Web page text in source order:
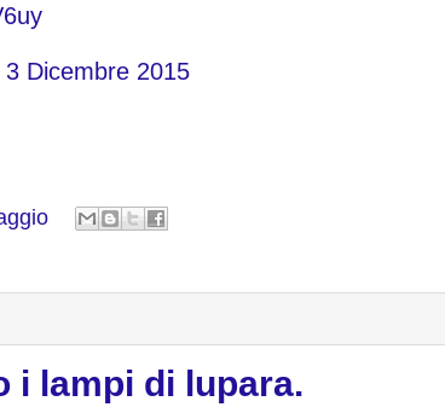
3 Dicembre 2015
i lampi di lupara.